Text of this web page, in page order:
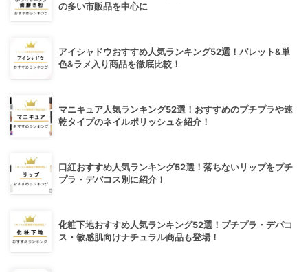
の多い市販品を中心に
アイシャドウおすすめ人気ランキング52選！パレット&単
色&ラメ入り商品を徹底比較！
マニキュア人気ランキング52選！おすすめのプチプラや速
乾タイプのネイルポリッシュを紹介！
口紅おすすめ人気ランキング52選！落ちないリップをプチ
プラ・デパコス別に紹介！
化粧下地おすすめ人気ランキング52選！プチプラ・デパコ
ス・敏感肌向けナチュラル商品も登場！